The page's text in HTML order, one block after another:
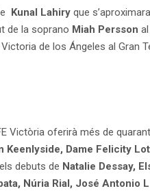
Kunal Lahiry que
de la soprano Miah Persson
de los Ángeles al Gran
Victòria oferirà més de
Keenlyside, Dame Felicity
debuts de Natalie Dessay,
Núria Rial, José Antonio